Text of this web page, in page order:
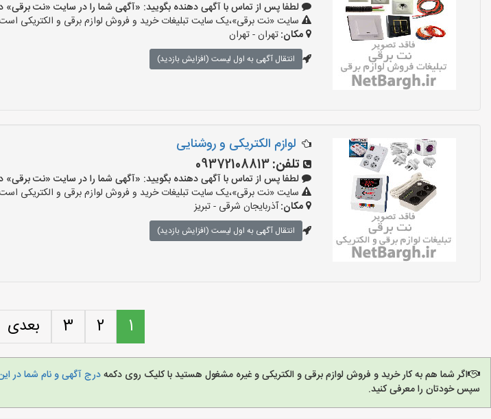
لطفا پس از تماس با آگهی دهنده بگویید: «آگهی شما را در سایت «نت برقی» دیده ام و کد
سایت «نت برقی»،یک سایت تبلیغات خرید و فروش لوازم برقی و الکتریکی
مکان:تهران - تهران
انتقال آگهی به اول لیست (افزایش بازدید)
لوازم الکتریکی و روشنایی
تلفن:09372108813
لطفا پس از تماس با آگهی دهنده بگویید: «آگهی شما را در سایت «نت برقی» دیده ام و کد
سایت «نت برقی»،یک سایت تبلیغات خرید و فروش لوازم برقی و الکتریکی
مکان:آذربایجان شرقی - تبریز
انتقال آگهی به اول لیست (افزایش بازدید)
1
2
3 بعدی
اگر شما هم به کار خرید و فروش لوازم برقی و الکتریکی و غیره مشغول هستید با کلیک روی دکمهدرج آگهی و نام شما در
سپس خودتان را معرفی کنید.